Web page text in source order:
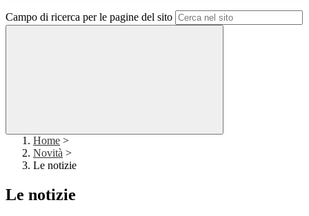
Campo di ricerca per le pagine del sito
Home >
Novità >
Le notizie
Le notizie